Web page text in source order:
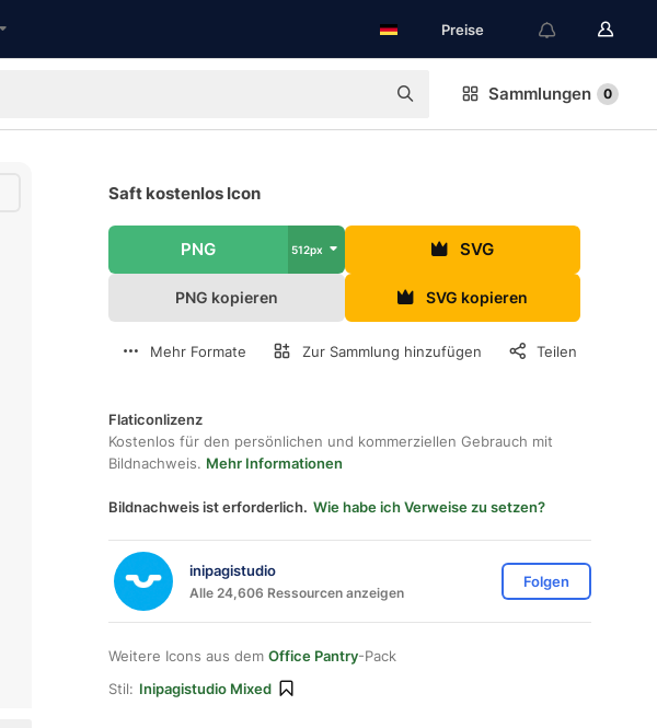
Preise
Sammlungen 0
Saft kostenlos Icon
PNG 512px SVG
PNG kopieren SVG kopieren
Mehr Formate Zur Sammlung hinzufügen Teilen
Flaticonlizenz
Kostenlos für den persönlichen und kommerziellen Gebrauch mit
Bildnachweis. Mehr Informationen
Bildnachweis ist erforderlich. Wie habe ich Verweise zu setzen?
inipagistudio
Alle 24,606 Ressourcen anzeigen
Folgen
Weitere Icons aus dem Office Pantry-Pack
Stil: Inipagistudio Mixed